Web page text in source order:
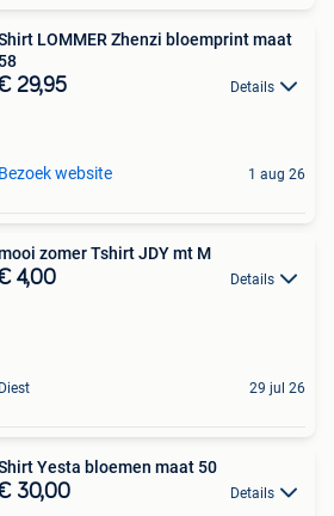
LOMMER Zhenzi bloemprint maat
58
29,95 Details
Bezoek website 1 aug 26
mooi zomer Tshirt JDY mt M
4,00 Details
Diest 29 jul 26
Yesta bloemen maat 50
30,00 Details